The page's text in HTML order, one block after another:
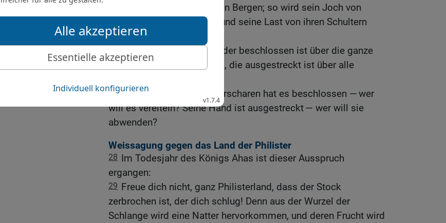
will ihn zertreten auf meinen Bergen; so wird sein Joch von
ihnen genommen werden und seine Last von ihren Schultern
fallen.
Das ist der Ratschluss, der beschlossen ist über die ganze
Erde, und dies ist die Hand, die ausgestreckt ist über alle
27 Denn der HERR der Heerscharen hat es beschlossen — wer
will es vereiteln? Seine Hand ist ausgestreckt — wer will sie
abwenden?
Weissagung gegen das Land der Philister
28 Im Todesjahr des Königs Ahas ist dieser Ausspruch
ergangen:
29 Freue dich nicht, ganz Philisterland, dass der Stock
zerbrochen ist, der dich schlug! Denn aus der Wurzel der
Schlange wird eine Natter hervorkommen, und deren Frucht wird